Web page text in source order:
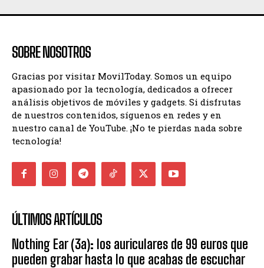
SOBRE NOSOTROS
Gracias por visitar MovilToday. Somos un equipo
apasionado por la tecnología, dedicados a ofrecer
análisis objetivos de móviles y gadgets. Si disfrutas
de nuestros contenidos, síguenos en redes y en
nuestro canal de YouTube. ¡No te pierdas nada sobre
tecnología!
ÚLTIMOS ARTÍCULOS
Nothing Ear (3a): los auriculares de 99 euros que
pueden grabar hasta lo que acabas de escuchar